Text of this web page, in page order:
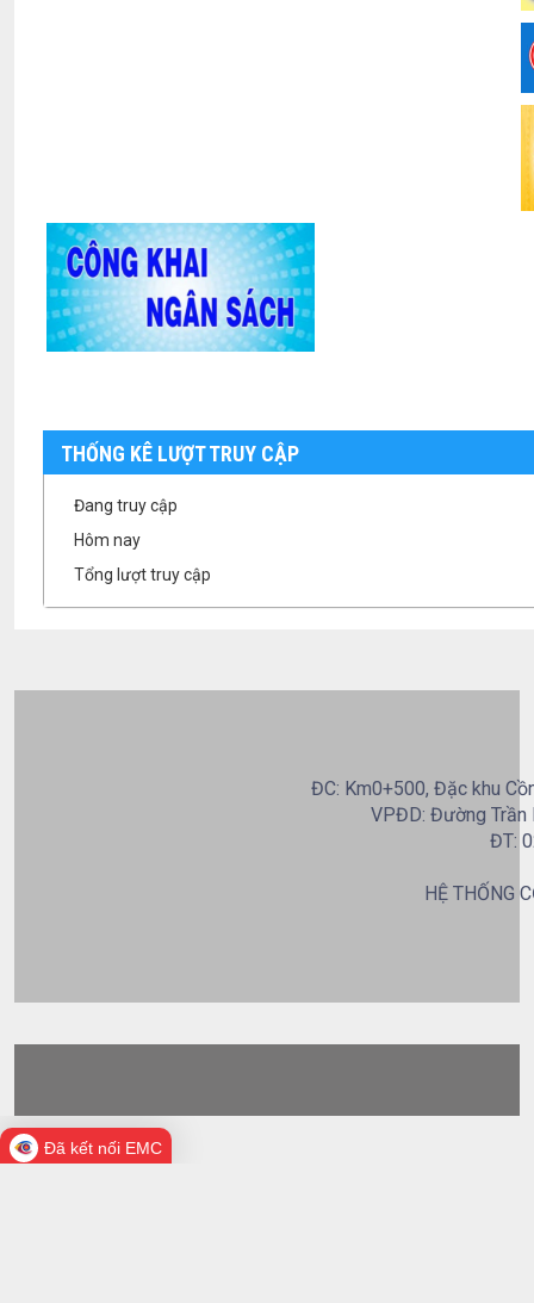
THỐNG KÊ LƯỢT TRUY CẬP
Đang truy cập
Hôm nay
Tổng lượt truy cập
ĐC: Km0+500, Đặc khu
VPĐD: Đường Trần
ĐT:
HỆ THỐNG
Đã kết nối EMC